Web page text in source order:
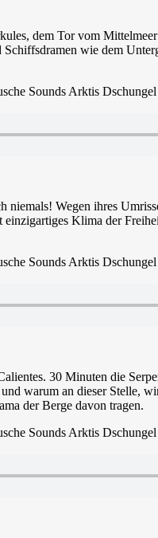
dem Tor vom
wie dem
Wegen ihres
Klima der
30 Minuten die
warum an dieser Stelle,
der Berge davon tragen.